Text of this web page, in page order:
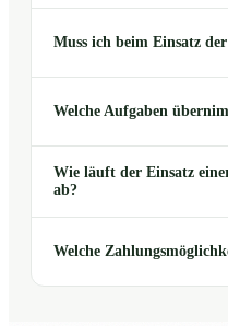
Muss ich beim Einsatz
Welche Aufgaben
Wie läuft der Einsatz
ab?
Welche